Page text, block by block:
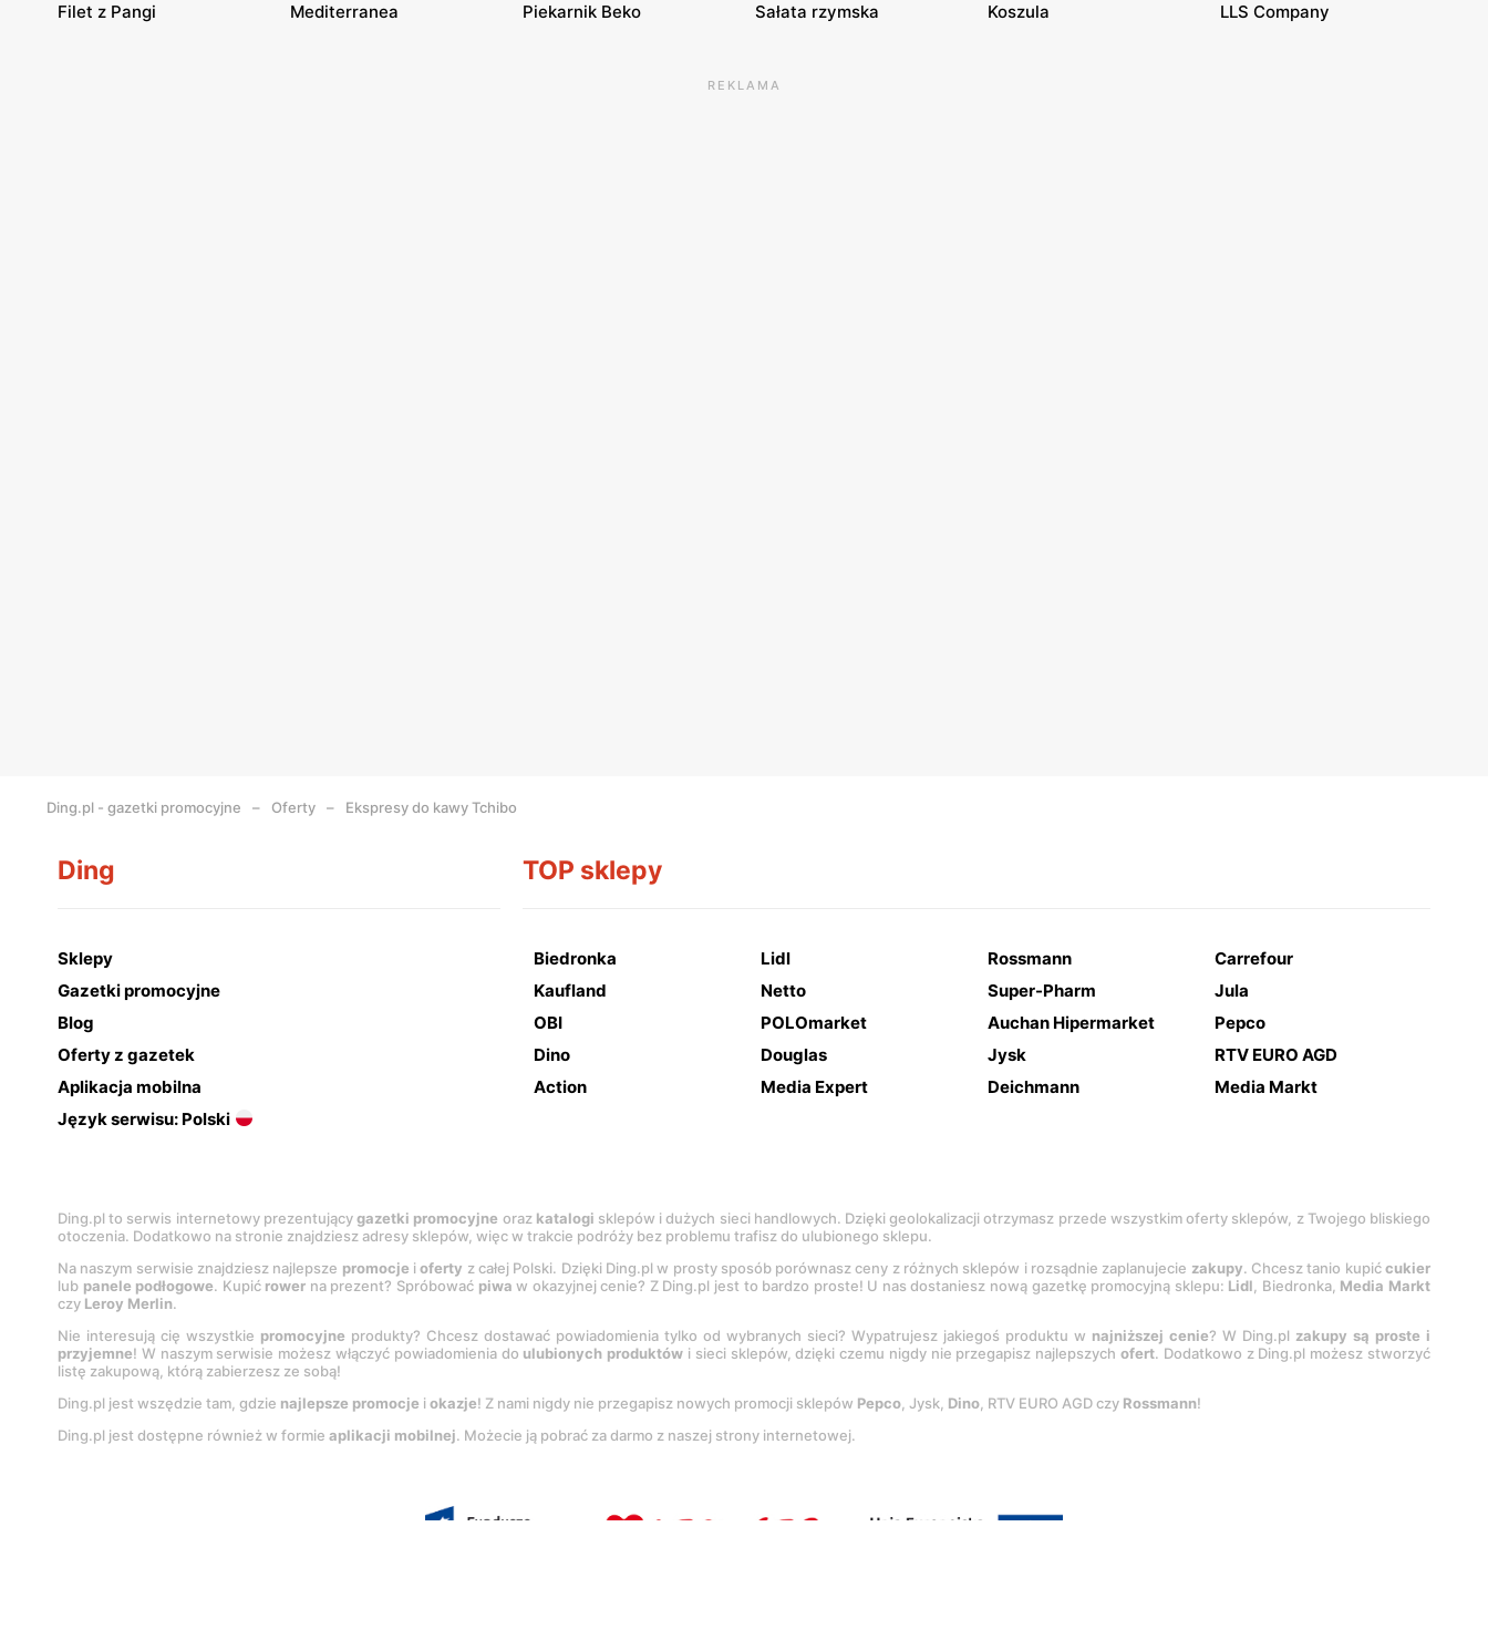
Filet z Pangi Mediterranea Piekarnik Beko Sałata rzymska Koszula LLS Company
REKLAMA
Ding.pl - gazetki promocyjne Oferty Ekspresy do kawy Tchibo
Ding
Sklepy
Gazetki promocyjne
Blog
Oferty z gazetek
Aplikacja mobilna
Język serwisu: Polski
TOP sklepy
Biedronka Lidl Rossmann
Carrefour
Kaufland
Netto Super-Pharm
Jula
OBI
POLOmarket Auchan Hipermarket
Pepco
Dino
Douglas Jysk
RTV EURO AGD
Action
Media Expert Deichmann Media Markt
Ding.pl to serwis internetowy prezentującygazetki promocyjne oraz katalogi sklepów i dużych sieci handlowych. Dzięki geolokalizacji otrzymasz przede wszystkim oferty sklepów, z Twojego bliskiego
otoczenia. Dodatkowo na stronie znajdziesz adresy sklepów, więc w trakcie podróży bez problemu trafisz do ulubionego sklepu.
Na naszym serwisie znajdziesz najlepsze promocje ioferty z całej Polski. Dzięki Ding.pl w prosty sposób porównasz ceny z różnych sklepów i rozsądnie zaplanujecie zakupy. Chcesz tanio kupićcukier
lub panele podłogowe. Kupić rower na prezent? Spróbować piwa w okazyjnej cenie? Z Ding.pl jest to bardzo proste! U nas dostaniesz nową gazetkę promocyjną sklepu: Lidl, Biedronka, Media Markt
czy Leroy Merlin.
Nie interesują cię wszystkie promocyjne produkty? Chcesz dostawać powiadomienia tylko od wybranych sieci? Wypatrujesz jakiegoś produktu w najniższej cenie? W Ding.pl zakupy są proste i
przyjemne! W naszym serwisie możesz włączyć powiadomienia do ulubionych produktów i sieci sklepów, dzięki czemu nigdy nie przegapisz najlepszychofert. Dodatkowo z Ding.pl możesz stworzyć
listę zakupową, którą zabierzesz ze sobą!
Ding.pl jest wszędzie tam, gdzie najlepsze promocje i okazje! Z nami nigdy nie przegapisz nowych promocji sklepów Pepco, Jysk, Dino, RTV EURO AGD czy Rossmann!
Ding.pl jest dostępne również w formie aplikacji mobilnej. Możecie ją pobrać za darmo z naszej strony internetowej.